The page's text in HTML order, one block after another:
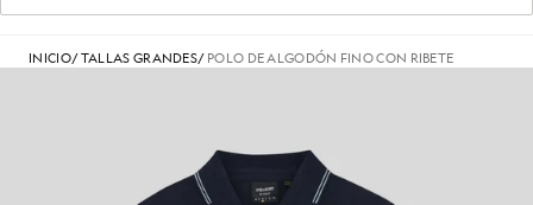
INICIO/TALLAS GRANDES/ POLO DE ALGODÓN FINO CON RIBETE